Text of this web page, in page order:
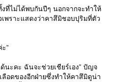
ที่ไม่ได้พบกันปีๆ นอกจากจะทำให้
พราะแสดงว่าคาสึมิชอบปุริมที่ตัว
ะ”
นะคะ ฉันจะช่วยเชียร์เอง” ปัญจ
อดของอีกฝ่ายซึ่งทำให้คาสึมิดูน่า